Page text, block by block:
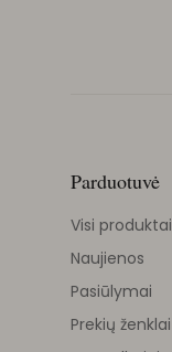
Parduotuvė
Visi produktai
Naujienos
Pasiūlymai
Prekių ženklai